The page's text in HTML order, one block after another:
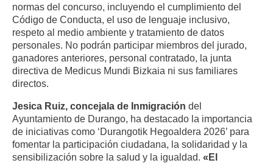
normas del concurso, incluyendo el cumplimiento del
Código de Conducta, el uso de lenguaje inclusivo,
respeto al medio ambiente y tratamiento de datos
personales. No podrán participar miembros del jurado,
ganadores anteriores, personal contratado, la junta
directiva de Medicus Mundi Bizkaia ni sus familiares
directos.
Jesica Ruiz, concejala de Inmigración del
Ayuntamiento de Durango, ha destacado la importancia
de iniciativas como ‘Durangotik Hegoaldera 2026’ para
fomentar la participación ciudadana, la solidaridad y la
sensibilización sobre la salud y la igualdad. «El